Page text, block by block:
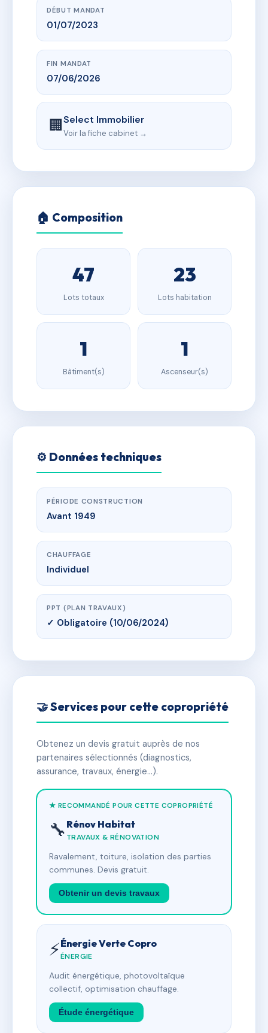
DÉBUT MANDAT
01/07/2023
FIN MANDAT
07/06/2026
🏢Select Immobilier
Voir la fiche cabinet →
🏠 Composition
47
Lots totaux
23
Lots habitation
1
Bâtiment(s)
1
Ascenseur(s)
⚙️ Données techniques
PÉRIODE CONSTRUCTION
Avant 1949
CHAUFFAGE
Individuel
PPT (PLAN TRAVAUX)
✓ Obligatoire (10/06/2024)
🤝 Services pour cette copropriété
Obtenez un devis gratuit auprès de nos
partenaires sélectionnés (diagnostics,
assurance, travaux, énergie…).
★ RECOMMANDÉ POUR CETTE COPROPRIÉTÉ
🔧 Rénov Habitat
TRAVAUX & RÉNOVATION
Ravalement, toiture, isolation des parties
communes. Devis gratuit.
Obtenir un devis travaux
⚡Énergie Verte Copro
ÉNERGIE
Audit énergétique, photovoltaïque
collectif, optimisation chauffage.
Étude énergétique